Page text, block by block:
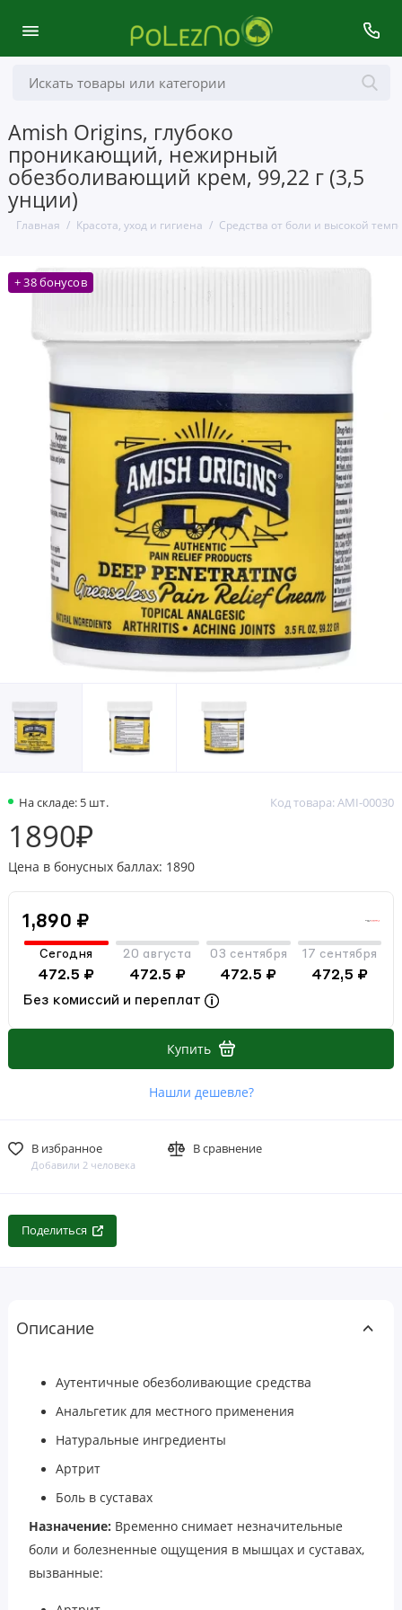
Amish Origins, глубоко
проникающий, нежирный
обезболивающий крем, 99,22 г (3,5
унции)
Главная Красота, уход и гигиена Средства от боли и высокой
+ 38 бонусов
На складе: 5 шт. Код товара: AMI-00030
1890₽
Цена в бонусных баллах: 1890
1,890 ₽
Сегодня
472.5 ₽
20 августа
472.5 ₽
03 сентября
472.5 ₽
17 сентября
472,5 ₽
Без комиссий и переплат
Купить
Нашли дешевле?
В избранное
Добавили 2 человека
В сравнение
Поделиться
Описание
Аутентичные обезболивающие средства
Анальгетик для местного применения
Натуральные ингредиенты
Артрит
Боль в суставах
Назначение: Временно снимает незначительные
боли и болезненные ощущения в мышцах и суставах,
вызванные: